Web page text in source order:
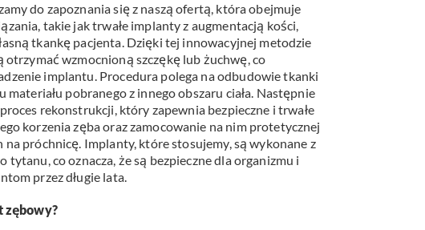
do zapoznania się z naszą ofertą, która obejmuje
takie jak trwałe implanty z augmentacją kości,
tkankę pacjenta. Dzięki tej innowacyjnej metodzie
otrzymać wzmocnioną szczękę lub żuchwę, co
implantu. Procedura polega na odbudowie tkanki
materiału pobranego z innego obszaru ciała. Następnie
rekonstrukcji, który zapewnia bezpieczne i trwałe
korzenia zęba oraz zamocowanie na nim protetycznej
na próchnicę. Implanty, które stosujemy, są wykonane z
tytanu, co oznacza, że są bezpieczne dla organizmu i
przez długie lata.
zębowy?